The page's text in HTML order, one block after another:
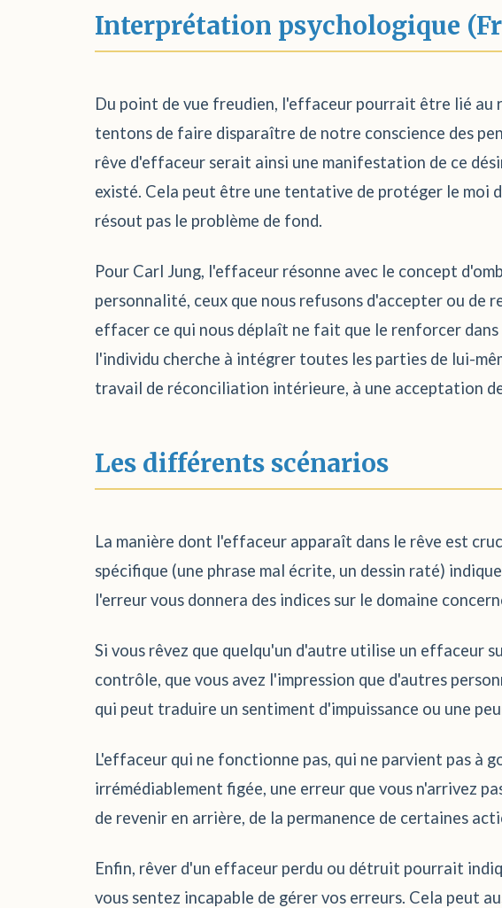
Interprétation psychologique
Du point de vue freudien, l'effaceur pourrait être lié au
tentons de faire disparaître de notre conscience des
rêve d'effaceur serait ainsi une manifestation de ce
existé. Cela peut être une tentative de protéger le moi
résout pas le problème de fond.
Pour Carl Jung, l'effaceur résonne avec le concept
personnalité, ceux que nous refusons d'accepter ou
effacer ce qui nous déplaît ne fait que le renforcer
l'individu cherche à intégrer toutes les parties de lui-
travail de réconciliation intérieure, à une acceptation
Les différents scénarios
La manière dont l'effaceur apparaît dans le rêve est
spécifique (une phrase mal écrite, un dessin raté)
l'erreur vous donnera des indices sur le domaine
Si vous rêvez que quelqu'un d'autre utilise un effaceur
contrôle, que vous avez l'impression que d'autres
qui peut traduire un sentiment d'impuissance ou une
L'effaceur qui ne fonctionne pas, qui ne parvient pas à
irrémédiablement figée, une erreur que vous n'arrivez
de revenir en arrière, de la permanence de certaines
Enfin, rêver d'un effaceur perdu ou détruit pourrait
vous sentez incapable de gérer vos erreurs. Cela peut